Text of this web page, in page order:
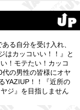
る自分を受け入れ、
はカッコいい！！』と
！モテたい！カッコ
の男性の皆様にオヤ
YAZIUP！！『近所の
ジ』を目指しません